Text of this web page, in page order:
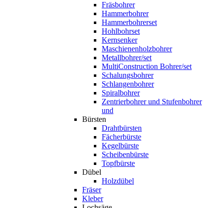
Fräsbohrer
Hammerbohrer
Hammerbohrerset
Hohlbohrset
Kernsenker
Maschienenholzbohrer
Metallbohrer/set
MultiConstruction Bohrer/set
Schalungsbohrer
Schlangenbohrer
Spiralbohrer
Zentrierbohrer und Stufenbohrer
und
Bürsten
Drahtbürsten
Fächerbürste
Kegelbürste
Scheibenbürste
Topfbürste
Dübel
Holzdübel
Fräser
Kleber